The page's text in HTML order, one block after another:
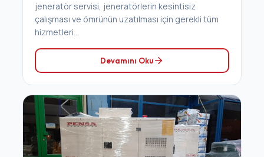
jeneratör servisi, jeneratörlerin kesintisiz
çalışması ve ömrünün uzatılması için gerekli tüm
hizmetleri...
Devamını Oku